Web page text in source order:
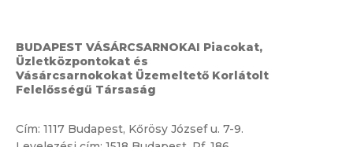
BUDAPEST VÁSÁRCSARNOKAI Piacokat,
Üzletközpontokat és
Vásárcsarnokokat Üzemeltető Korlátolt
Felelősségű Társaság
Cím: 1117 Budapest, Kőrösy József u. 7-9.